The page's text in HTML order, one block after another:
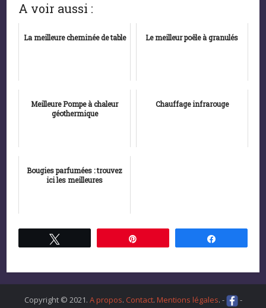
A voir aussi :
La meilleure cheminée de table Le meilleur poêle à granulés
Meilleure Pompe à chaleur
géothermique
Chauffage infrarouge
Bougies parfumées : trouvez
ici les meilleures
Copyright © 2021. A propos. Contact. Mentions légales. - -